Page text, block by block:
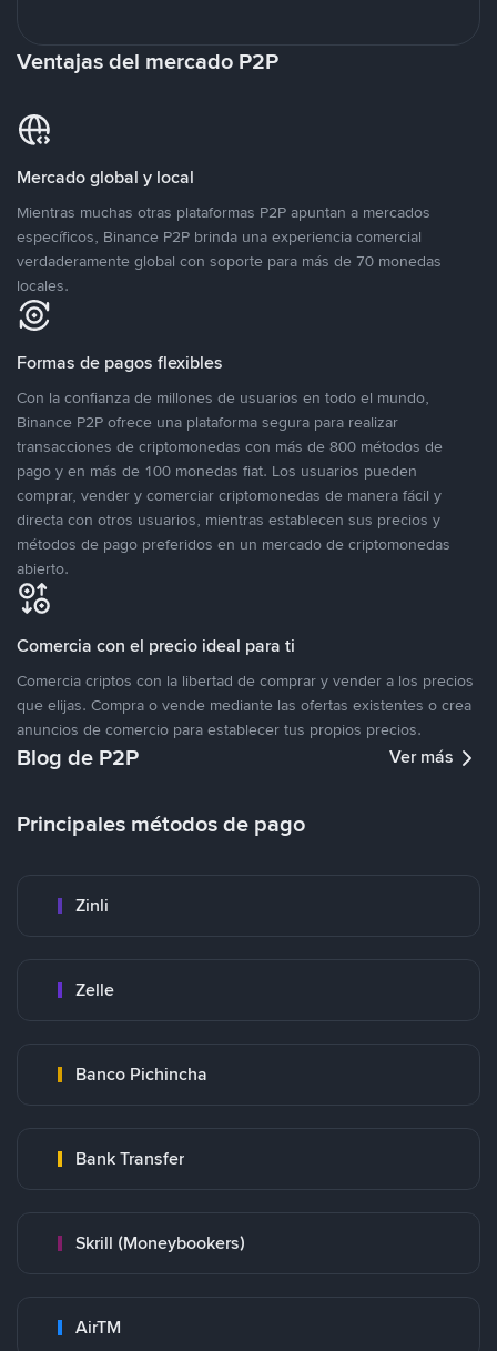
Ventajas del mercado P2P
Mercado global y local
Mientras muchas otras plataformas P2P apuntan a mercados
específicos, Binance P2P brinda una experiencia comercial
verdaderamente global con soporte para más de 70 monedas
locales.
Formas de pagos flexibles
Con la confianza de millones de usuarios en todo el mundo,
Binance P2P ofrece una plataforma segura para realizar
transacciones de criptomonedas con más de 800 métodos de
pago y en más de 100 monedas fiat. Los usuarios pueden
comprar, vender y comerciar criptomonedas de manera fácil y
directa con otros usuarios, mientras establecen sus precios y
métodos de pago preferidos en un mercado de criptomonedas
abierto.
Comercia con el precio ideal para ti
Comercia criptos con la libertad de comprar y vender a los precios
que elijas. Compra o vende mediante las ofertas existentes o crea
anuncios de comercio para establecer tus propios precios.
Blog de P2P Ver más
Principales métodos de pago
Zinli
Zelle
Banco Pichincha
Bank Transfer
Skrill (Moneybookers)
AirTM